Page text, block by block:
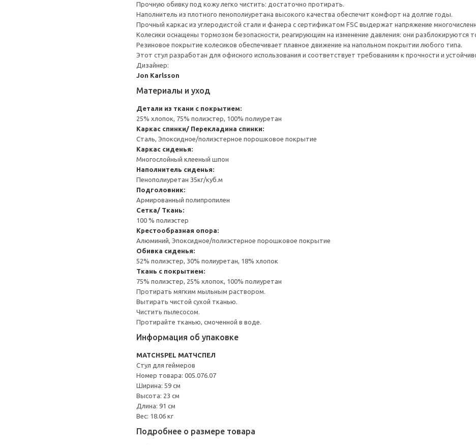
Прочную обивку под кожу легко чистить: достаточно протирать.
Наполнитель из плотного пенополиуретана высокого качества обеспечит комфорт на долгие годы.
Прочный каркас из углеродистой стали и фанера с сертификатом FSC выдержат напряжение
Колесики оснащены тормозом безопасности, реагирующим на изменение давления: они разблокируются
Резиновое покрытие колесиков обеспечивает плавное движение на напольном покрытии любого типа.
Этот стул разработан для офисного использования и соответствует требованиям к прочности и
Дизайнер:
Jon Karlsson
Материалы и уход
Детали из ткани с покрытием:
25% хлопок, 75% полиэстер, 100% полиуретан
Каркас спинки/ Перекладина спинки:
Сталь, Эпоксидное/полиэстерное порошковое покрытие
Каркас сиденья:
Многослойный клееный шпон
Наполнитель сиденья:
Пенополиуретан 35кг/куб.м
Подголовник:
Армированный полипропилен
Сетка/ Ткань:
100 % полиэстер
Крестообразная опора:
Алюминий, Эпоксидное/полиэстерное порошковое покрытие
Обивка сиденья:
52% полиэстер, 30% полиуретан, 18% хлопок
Ткань с покрытием:
75% полиэстер, 25% хлопок, 100% полиуретан
Протирать мягким мыльным раствором.
Вытирать чистой сухой тканью.
Чистить пылесосом.
Протирайте тканью, смоченной в воде.
Информация об упаковке
MATCHSPEL МАТЧСПЕЛ
Стул для геймеров
Номер товара: 005.076.07
Ширина: 59 см
Высота: 23 см
Длина: 91 см
Вес: 18.06 кг
Подробнее о размере товара